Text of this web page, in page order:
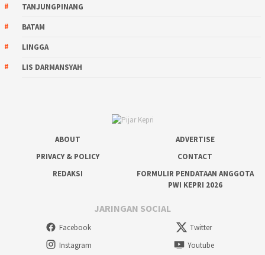
TANJUNGPINANG
BATAM
LINGGA
LIS DARMANSYAH
ABOUT
ADVERTISE
PRIVACY & POLICY
CONTACT
REDAKSI
FORMULIR PENDATAAN ANGGOTA
PWI KEPRI 2026
JARINGAN SOCIAL
Facebook
Twitter
Instagram
Youtube